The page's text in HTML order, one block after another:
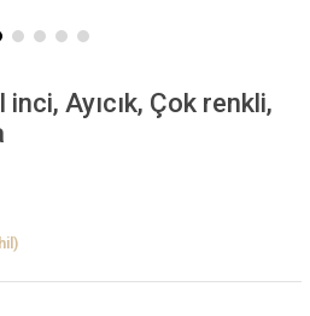
Ayıcık, Çok renkli,